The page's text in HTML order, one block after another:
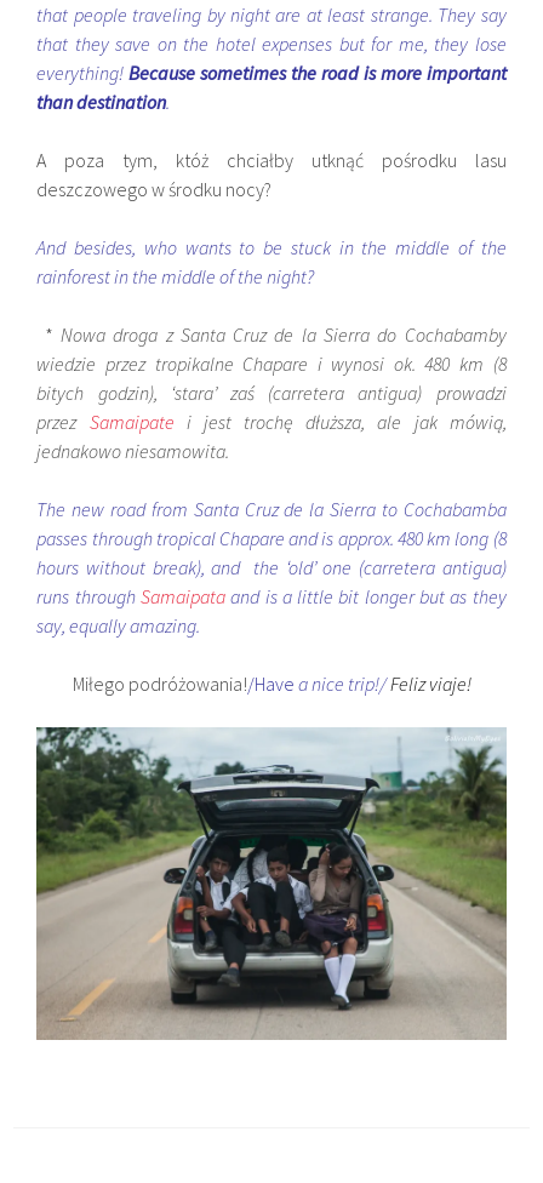
that people traveling by night are at least strange. They say
that they save on the hotel expenses but for me, they lose
everything!Because sometimes the road is more important
than destination.
A poza tym, któż chciałby utknąć pośrodku lasu
deszczowego w środku nocy?
And besides, who wants to be stuck in the middle of the
rainforest in the middle of the night?
* Nowa droga z Santa Cruz de la Sierra do Cochabamby
wiedzie przez tropikalne Chapare i wynosi ok. 480 km (8
bitych godzin), ‘stara’ zaś (carretera antigua) prowadzi
przez Samaipate i jest trochę dłuższa, ale jak mówią,
jednakowo niesamowita.
The new road from Santa Cruz de la Sierra to Cochabamba
passes through tropical Chapare and is approx. 480 km long (8
hours without break), and the ‘old’ one (carretera antigua)
runs through Samaipataand is a little bit longer but as they
say, equally amazing.
Miłego podróżowania!/Have a nice trip!/Feliz viaje!